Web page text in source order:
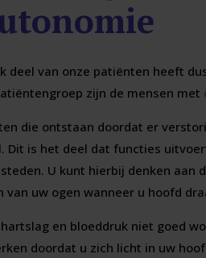
deel van onze patiënten heeft
zijn de mensen met
die ontstaan doordat er
Dit is het deel dat functies
U kunt hierbij denken aan
van uw ogen wanneer u hoofd
en bloeddruk niet goed
doordat u zich licht in uw